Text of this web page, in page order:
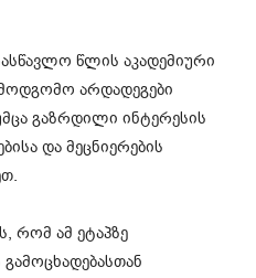
წლის აკადემიური
არდადეგები
გაზრდილი ინტერესის
და მეცნიერების
რომ ამ ეტაპზე